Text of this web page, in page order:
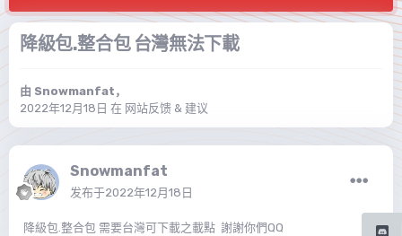
降級包.整合包 台灣無法下載
由 Snowmanfat ，
2022年12月18日 在 网站反馈 & 建议
Snowmanfat
发布于2022年12月18日
降級包.整合包 需要台灣可下載之載點 謝謝你們QQ